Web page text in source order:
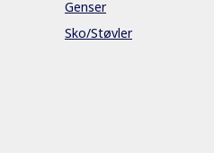
Genser
Sko/Støvler